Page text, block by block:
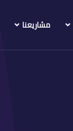
مشاريعنا